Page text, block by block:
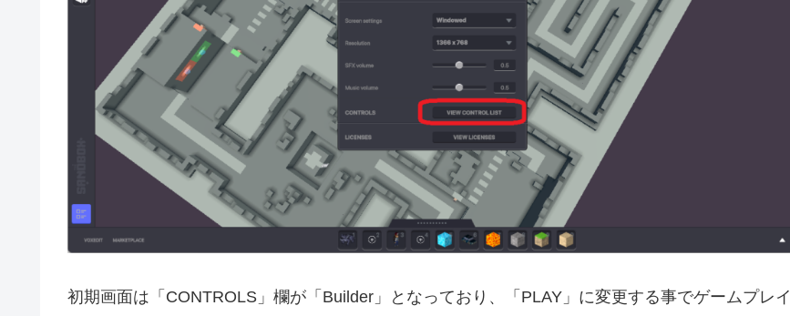
初期画面は「CONTROLS」欄が「Builder」となっており、「PLAY」に変更する事でゲームプレイ